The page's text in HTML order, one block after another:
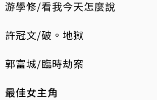
游學修/看我今天怎麼說
許冠文/破。地獄
郭富城/臨時劫案
最佳女主角